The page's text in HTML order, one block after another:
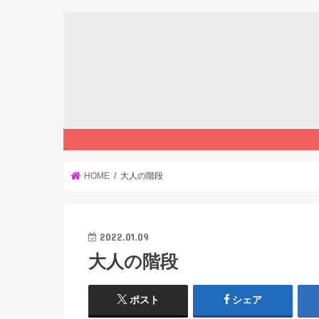
HOME 大人の階段
2022.01.09
大人の階段
ポスト シェア